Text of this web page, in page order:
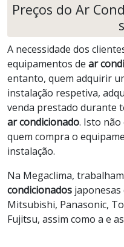
Preços do Ar
A necessidade dos
equipamentos de ar
entanto, quem adquirir
instalação respetiva,
venda prestado durante
ar condicionado. Isto
quem compra o
instalação.
Na Megaclima,
condicionados japonesas
Mitsubishi, Panasonic,
Fujitsu, assim como a e